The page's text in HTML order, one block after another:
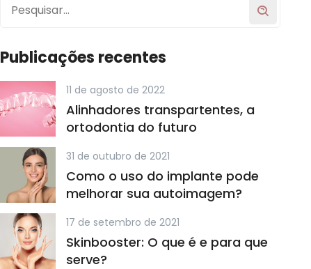
Publicações recentes
11 de agosto de 2022
Alinhadores transpartentes, a
ortodontia do futuro
31 de outubro de 2021
Como o uso do implante pode
melhorar sua autoimagem?
17 de setembro de 2021
Skinbooster: O que é e para que
serve?